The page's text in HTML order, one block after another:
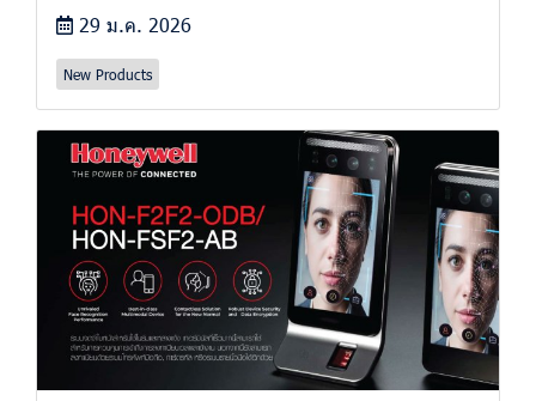
29 ม.ค. 2026
New Products